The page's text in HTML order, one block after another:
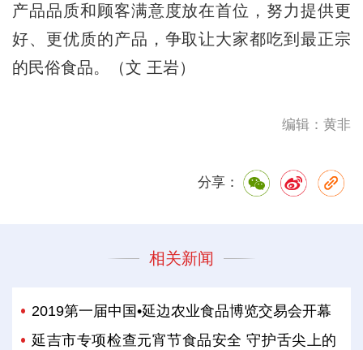
产品品质和顾客满意度放在首位，努力提供更
好、更优质的产品，争取让大家都吃到最正宗
的民俗食品。（文 王岩）
编辑：黄非
分享：
相关新闻
2019第一届中国•延边农业食品博览交易会开幕
延吉市专项检查元宵节食品安全 守护舌尖上的